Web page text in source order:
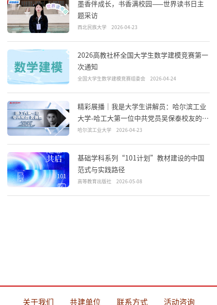
墨香伴成长，书香满校园——世界读书日主
题采访
西北民族大学 2026-04-23
2026高教社杯全国大学生数学建模竞赛第一
次通知
全国大学生数学建模竞赛组委会 2026-04-24
精彩展播｜我是大学生讲解员：哈尔滨工业
大学-哈工大第一位中共党员吴保泰校友的抗
战故事
哈尔滨工业大学 2026-04-23
基础学科系列“101计划”教材建设的中国
范式与实践路径
高等教育出版社 2026-05-08
关于我们 共建单位 联系方式 活动咨询